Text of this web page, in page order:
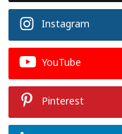
Instagram
YouTube
Pinterest